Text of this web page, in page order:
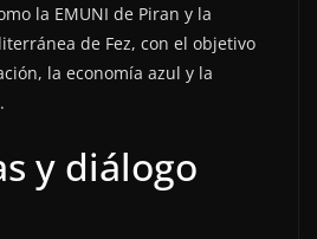
la EMUNI de Piran y la
de Fez, con el objetivo
la economía azul y la
y diálogo